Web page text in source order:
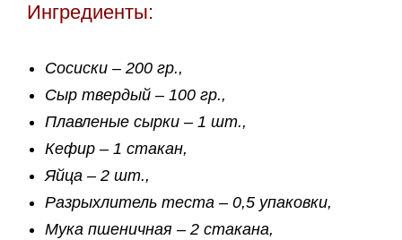
Ингредиенты:
Сосиски – 200 гр.,
Сыр твердый – 100 гр.,
Плавленые сырки – 1 шт.,
Кефир – 1 стакан,
Яйца – 2 шт.,
Разрыхлитель теста – 0,5 упаковки,
Мука пшеничная – 2 стакана,